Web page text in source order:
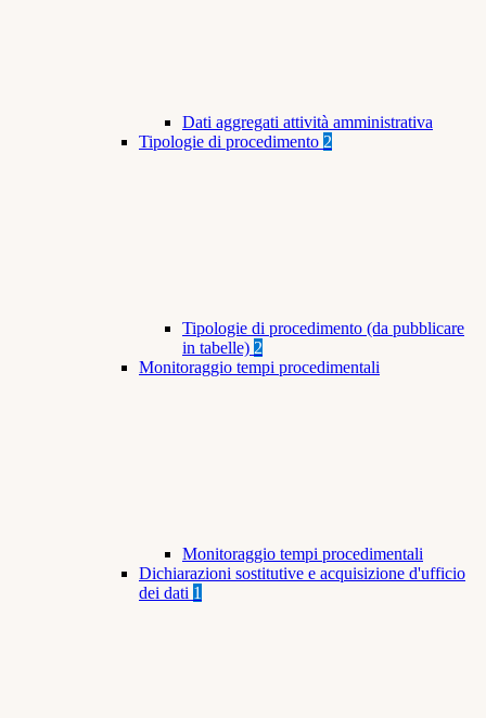
Dati aggregati attività amministrativa
Tipologie di procedimento 2
Tipologie di procedimento (da pubblicare
in tabelle) 2
Monitoraggio tempi procedimentali
Monitoraggio tempi procedimentali
Dichiarazioni sostitutive e acquisizione d'ufficio
dei dati 1